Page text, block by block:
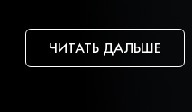
дворового шланга.
Тип ячеек вы выбираете
ЧИТАТЬ ДАЛЬШЕ